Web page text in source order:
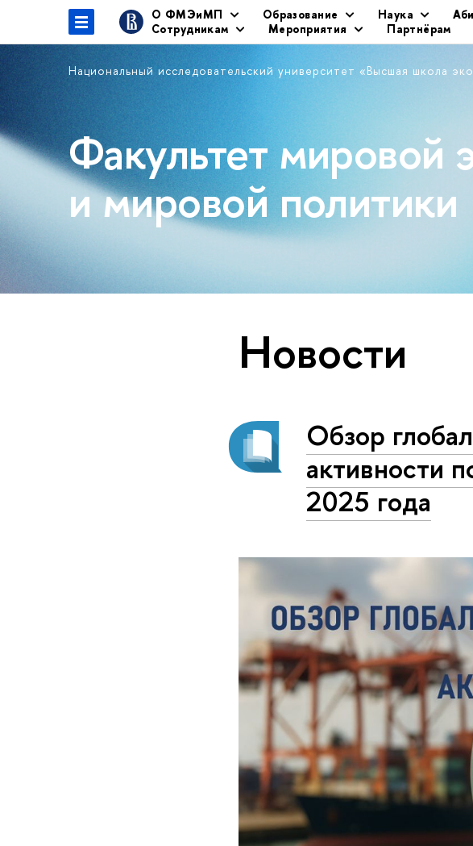
О ФМЭиМП Образование Наука
Сотрудникам
Мероприятия Партнёрам
Национальный исследовательский университет «Высшая школа
Факультет мировой
и мировой политики
Новости
Обзор
активности
2025 года